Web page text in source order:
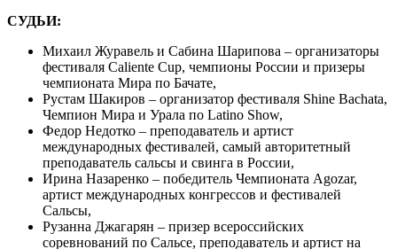
СУДЬИ:
Михаил Журавель и Сабина Шарипова – организаторы
фестиваля Caliente Cup, чемпионы России и призеры
чемпионата Мира по Бачате,
Рустам Шакиров – организатор фестиваля Shine Bachata,
Чемпион Мира и Урала по Latino Show,
Федор Недотко – преподаватель и артист
международных фестивалей, самый авторитетный
преподаватель сальсы и свинга в России,
Ирина Назаренко – победитель Чемпионата Agozar,
артист международных конгрессов и фестивалей
Сальсы,
Рузанна Джагарян – призер всероссийских
соревнований по Сальсе, преподаватель и артист на